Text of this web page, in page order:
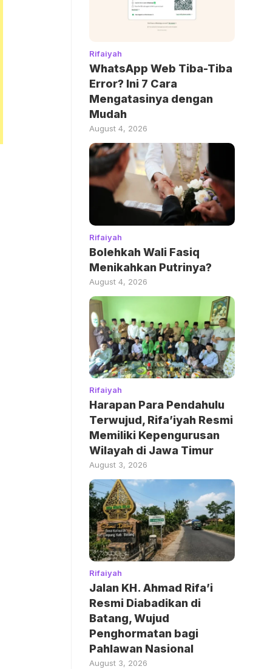
Rifaiyah
WhatsApp Web Tiba-Tiba
Error? Ini 7 Cara
Mengatasinya dengan
Mudah
August 4, 2026
Rifaiyah
Bolehkah Wali Fasiq
Menikahkan Putrinya?
August 4, 2026
Rifaiyah
Harapan Para Pendahulu
Terwujud, Rifa’iyah Resmi
Memiliki Kepengurusan
Wilayah di Jawa Timur
August 3, 2026
Rifaiyah
Jalan KH. Ahmad Rifa’i
Resmi Diabadikan di
Batang, Wujud
Penghormatan bagi
Pahlawan Nasional
August 3, 2026